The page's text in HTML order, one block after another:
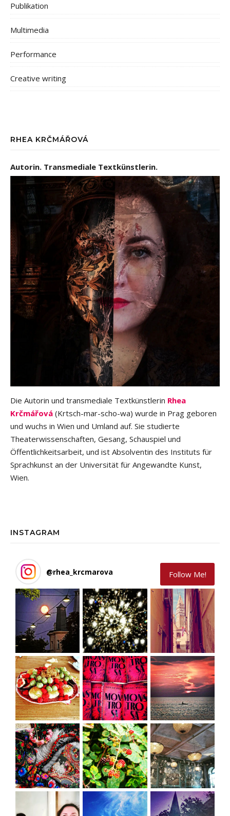
Publikation
Multimedia
Performance
Creative writing
RHEA KRČMÁŘOVÁ
Autorin. Transmediale Textkünstlerin.
Die Autorin und transmediale Textkünstlerin Rhea
Krčmářová (Krtsch-mar-scho-wa) wurde in Prag geboren
und wuchs in Wien und Umland auf. Sie studierte
Theaterwissenschaften, Gesang, Schauspiel und
Öffentlichkeitsarbeit, und ist Absolventin des Instituts für
Sprachkunst an der Universität für Angewandte Kunst,
Wien.
INSTAGRAM
@rhea_krcmarova Follow Me!